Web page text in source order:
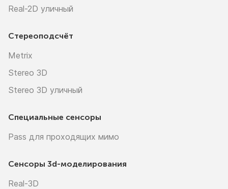
Real-2D уличный
Стереоподсчёт
Metrix
Stereo 3D
Stereo 3D уличный
Специальные сенсоры
Pass для проходящих мимо
Сенсоры 3d-моделирования
Real-3D